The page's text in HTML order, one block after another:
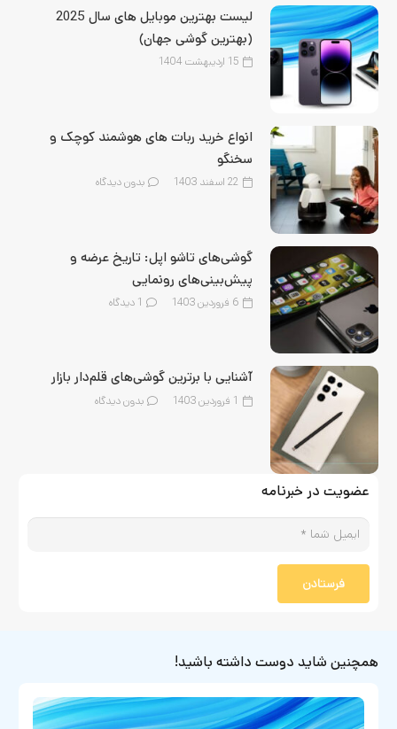
لیست بهترین موبایل‌ های سال 2025
(بهترین گوشی جهان)
15 اردیبهشت 1404
انواع خرید ربات های هوشمند کوچک و
سخنگو
22 اسفند 1403 بدون دیدگاه
گوشی‌های تاشو اپل: تاریخ عرضه و
پیش‌بینی‌های رونمایی
6 فروردین 1403 1 دیدگاه
آشنایی با برترین گوشی‌های قلم‌‌دار بازار
1 فروردین 1403 بدون دیدگاه
عضویت در خبرنامه
فرستادن
همچنین شاید دوست داشته باشید!